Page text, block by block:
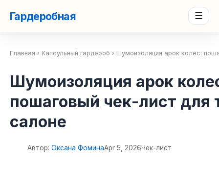
Гардеробная ☰
Главная › Капсульный гардероб › Шумоизоляция арок колес:
Шумоизоляция арок
пошаговый чек-лист для
салоне
Автор: Оксана ФоминаApr 5, 2026Чек-лист